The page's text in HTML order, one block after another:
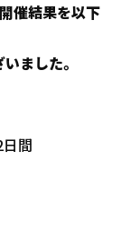
催結果を以下
ました。
間